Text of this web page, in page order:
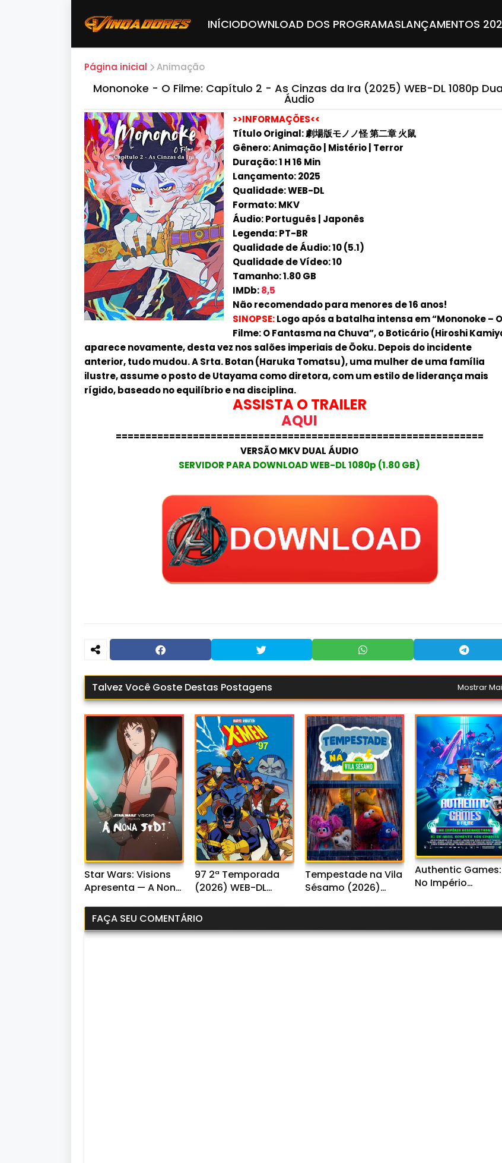
INÍCIODOWNLOAD DOS PROGRAMASLANÇAMENTOS
Página inicial Animação
Mononoke - O Filme: Capítulo 2 - As Cinzas da Ira (2025) WEB-DL 1080p
Áudio
>>INFORMAÇÕES<<
Título Original: 劇場版モノノ怪 第二章 火鼠
Gênero: Animação | Mistério | Terror
Duração: 1 H 16 Min
Lançamento: 2025
Qualidade: WEB-DL
Formato: MKV
Áudio: Português | Japonês
Legenda: PT-BR
Qualidade de Áudio: 10 (5.1)
Qualidade de Vídeo: 10
Tamanho: 1.80 GB
IMDb:8,5
Não recomendado para menores de 16 anos!
SINOPSE:Logo após a batalha intensa em “Mononoke – O
Filme: O Fantasma na Chuva”, o Boticário (Hiroshi
aparece novamente, desta vez nos salões imperiais de Ōoku. Depois do incidente
anterior, tudo mudou. A Srta. Botan (Haruka Tomatsu), uma mulher de uma família
ilustre, assume o posto de Utayama como diretora, com um estilo de liderança mais
rígido, baseado no equilíbrio e na disciplina.
ASSISTA O TRAILER
AQUI
==============================================================
VERSÃO MKV DUAL ÁUDIO
SERVIDOR PARA DOWNLOAD WEB-DL 1080p (1.80 GB)
Talvez Você Goste Destas Postagens Mostrar
Star Wars: Visions
Apresenta — A Nona
(2026) WEB-DL
1080p Dual Áudio
97 2ª Temporada
(2026) WEB-DL
Tempestade na Vila
Sésamo (2026)
Authentic Games:
No Império
(2026) WEB-DL
FAÇA SEU COMENTÁRIO